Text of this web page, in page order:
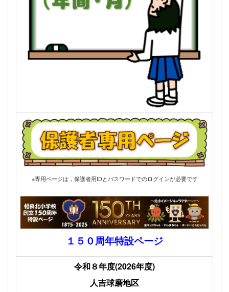
※専用ページは，保護者用IDとパスワードでのログインが必要です
１５０周年特設ページ
令和８年度(2026年度)
人吉球磨地区